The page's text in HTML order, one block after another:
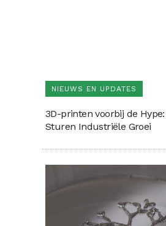
NIEUWS EN UPDATES
3D-printen voorbij de
Sturen Industriële Groei